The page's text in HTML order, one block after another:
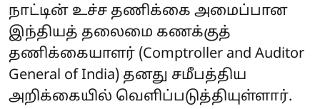
நாட்டின் உச்ச தணிக்கை அமைப்பான
இந்தியத் தலைமை கணக்குத்
தணிக்கையாளர் (Comptroller and Auditor
General of India) தனது சமீபத்திய
அறிக்கையில் வெளிப்படுத்தியுள்ளார்.